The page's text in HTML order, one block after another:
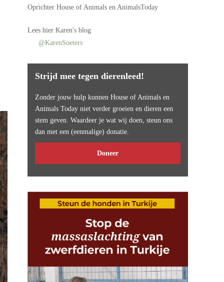
OprichterHouse of Animals en AnimalsToday
Leeshier Karen's blog
@KarenSoeters
Strijd mee tegen dierenleed!
Zonder jouw hulp kunnen House of Animals en
Animals Today niet verder groeien en dieren een
stem geven. Waardeer je wat wij doen, steun ons
dan met een (eenmalige) donatie.
Doneer